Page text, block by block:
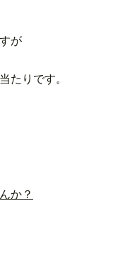
が
たりです。
か？